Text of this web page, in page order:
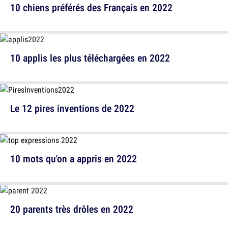
10 chiens préférés des Français en 2022
Le 12 pires inventions de 2022
20 parents très drôles en 2022
10 applis les plus téléchargées en 2022
10 mots qu'on a appris en 2022